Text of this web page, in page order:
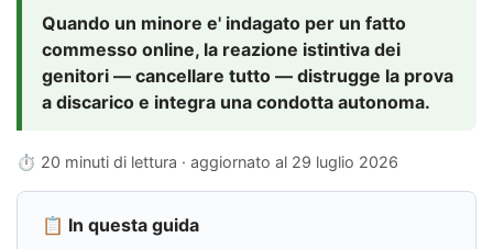
Quando un minore e' indagato per un fatto
commesso online, la reazione istintiva dei
genitori — cancellare tutto — distrugge la prova
a discarico e integra una condotta autonoma.
⏱ 20 minuti di lettura · aggiornato al 29 luglio 2026
📋 In questa guida